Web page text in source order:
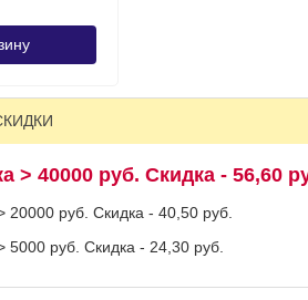
> 40000 руб. Скидка - 56,60
20000 руб. Скидка - 40,50 руб.
5000 руб. Скидка - 24,30 руб.